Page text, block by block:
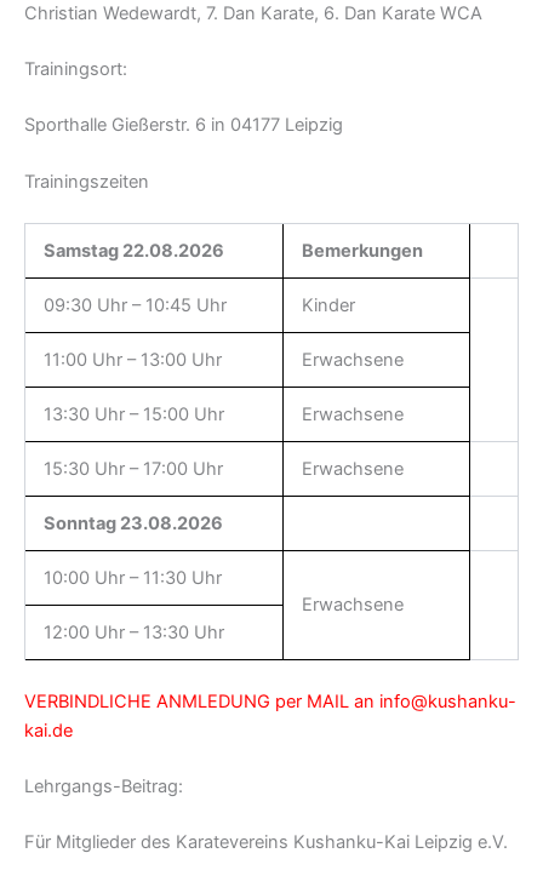
Christian Wedewardt, 7. Dan Karate, 6. Dan Karate WCA
Trainingsort:
Sporthalle Gießerstr. 6 in 04177 Leipzig
Trainingszeiten
Samstag 22.08.2026 Bemerkungen
09:30 Uhr – 10:45 Uhr Kinder
11:00 Uhr – 13:00 Uhr Erwachsene
13:30 Uhr – 15:00 Uhr Erwachsene
15:30 Uhr – 17:00 Uhr Erwachsene
Sonntag 23.08.2026
10:00 Uhr – 11:30 Uhr
Erwachsene
12:00 Uhr – 13:30 Uhr
VERBINDLICHE ANMLEDUNG per MAIL an info@kushanku-
kai.de
Lehrgangs-Beitrag:
Für Mitglieder des Karatevereins Kushanku-Kai Leipzig e.V.